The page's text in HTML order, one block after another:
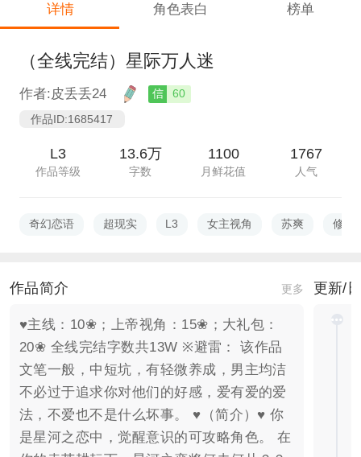
详情 角色表白 榜单
（全线完结）星际万人迷
作者:皮丢丢24 信
60
作品ID:1685417
L3
作品等级
13.6万
字数
1100
月鲜花值
1767
人气
奇幻恋语 超现实 L3 女主视角 苏爽 修罗
作品简介 更多
♥主线：10❀；上帝视角：15❀；大礼包：
20❀ 全线完结字数共13W ※避雷： 该作品
文笔一般，中短坑，有轻微养成，男主均洁
不必过于追求你对他们的好感，爱有爱的爱
法，不爱也不是什么坏事。 ♥（简介）♥ 你
是星河之恋中，觉醒意识的可攻略角色。 在
更新/